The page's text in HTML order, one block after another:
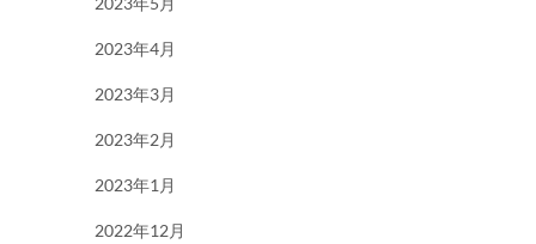
2023年4月
2023年3月
2023年2月
2023年1月
2022年12月